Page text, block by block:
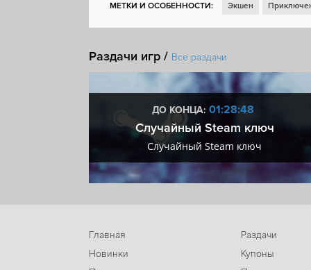
МЕТКИ И ОСОБЕННОСТИ: Экшен
Раздачи игр / Все раздачи
ДО КОНЦА: 01:28:47
Случайный Steam ключ
Случайный Steam ключ
Главная
Новинки
Раздачи
Купоны